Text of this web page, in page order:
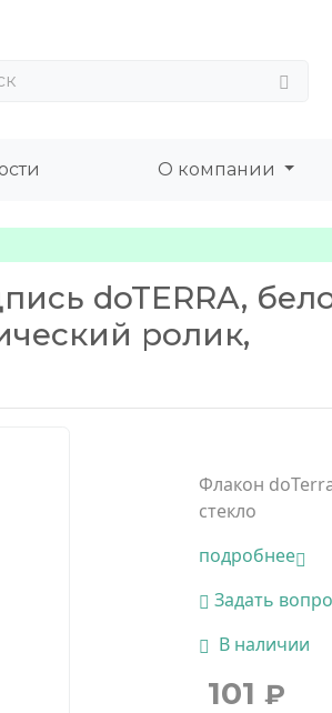
О компании
doTERRA,
ролик,
Флакон
стекло
подробнее
Задать
В наличии
101 ₽